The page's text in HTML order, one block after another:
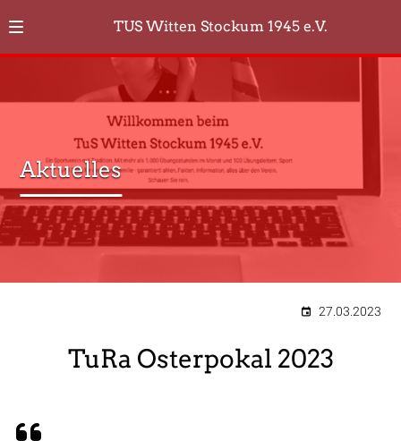
TUS Witten Stockum 1945 e.V.
Aktuelles
27.03.2023
TuRa Osterpokal 2023